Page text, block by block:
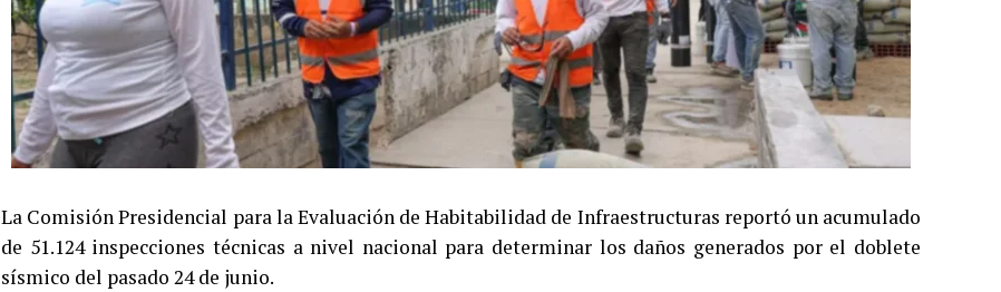
La Comisión Presidencial para la Evaluación de Habitabilidad de Infraestructuras reportó un acumulado
de 51.124 inspecciones técnicas a nivel nacional para determinar los daños generados por el doblete
sísmico del pasado 24 de junio.